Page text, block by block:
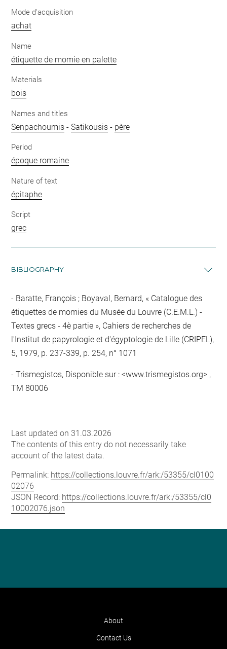
Mode d'acquisition
achat
Name
étiquette de momie en palette
Materials
bois
Names and titles
Senpachoumis -Satikousis - père
Period
époque romaine
Nature of text
épitaphe
Script
grec
BIBLIOGRAPHY
Baratte, François ; Boyaval, Bernard, « Catalogue des
étiquettes de momies du Musée du Louvre (C.E.M.L.) -
Textes grecs - 4è partie », Cahiers de recherches de
l'Institut de papyrologie et d'égyptologie de Lille (CRIPEL),
5, 1979, p. 237-339, p. 254, n° 1071
Trismegistos, Disponible sur : <www.trismegistos.org> ,
TM 80006
Last updated on 31.03.2026
The contents of this entry do not necessarily take
account of the latest data.
Permalink: https://collections.louvre.fr/ark:/53355/cl0100
02076
JSON Record: https://collections.louvre.fr/ark:/53355/cl0
10002076.json
About
Contact Us